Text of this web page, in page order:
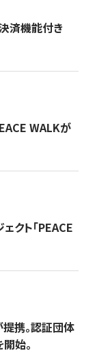
済機能付き
WALKが
クト「PEACE
携。認証団体
始。